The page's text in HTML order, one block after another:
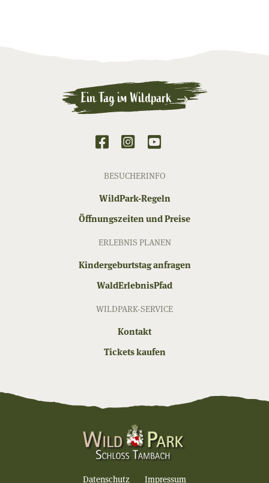
Ein Tag im Wildpark
BESUCHERINFO
WildPark-Regeln
Öffnungszeiten und Preise
ERLEBNIS PLANEN
Kindergeburtstag anfragen
WaldErlebnisPfad
WILDPARK-SERVICE
Kontakt
Tickets kaufen
Datenschutz Impressum